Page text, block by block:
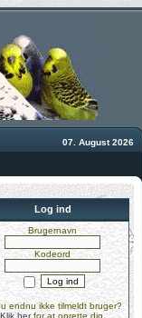
07. August 2026
Log ind
Brugernavn
Kodeord
endnu ikke tilmeldt bruger?
Klik herfor at oprette dig.